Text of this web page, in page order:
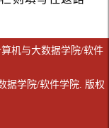
机与大数据学院/软件
据学院/软件学院. 版权